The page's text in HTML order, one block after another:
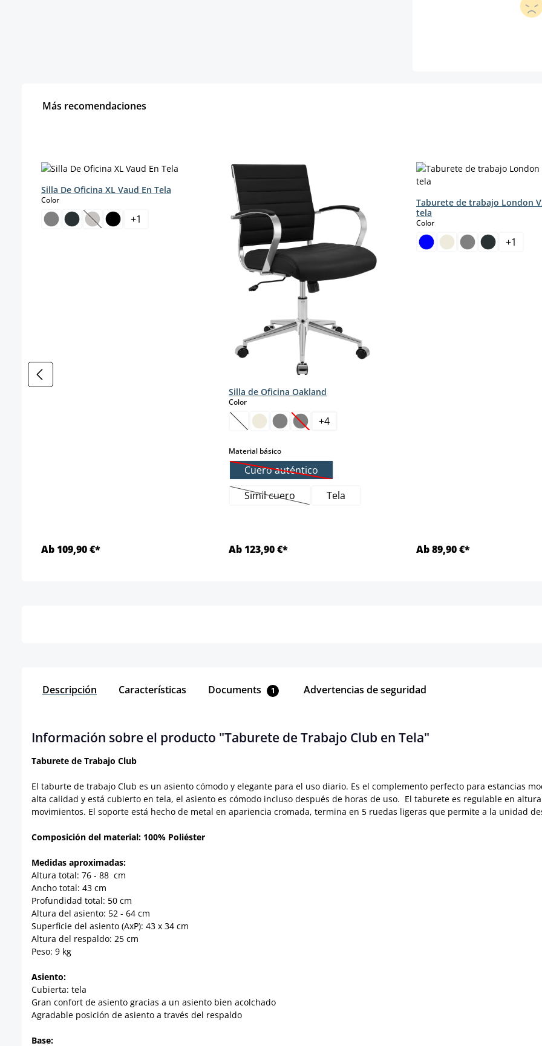
Más recomendaciones
Silla De Oficina XL Vaud En Tela
Colorselect
(Esta opción no está disponible en este momento.)
+1
Ab 109,90 €*
Silla de Oficina Oakland
Colorselect
(Esta opción no está disponible en este momento.)
(Esta opción no está disponible en este momento.)
+4
Material básicoselect
Cuero auténtico(Esta opción no está disponible en este momento.)
Simil cuero(Esta opción no está disponible en este momento.)
Tela
Ab 123,90 €*
Taburete de trabajo London
tela
Colorselect
+1
Ab 89,90 €*
Descripción Características Documents 1 Advertencias de seguridad
Información sobre el producto "Taburete de Trabajo Club en Tela"
Taburete de Trabajo Club
El taburte de trabajo Club es un asiento cómodo y elegante para el uso diario. Es el complemento perfecto para estancias
alta calidad y está cubierto en tela, el asiento es cómodo incluso después de horas de uso. El taburete es regulable en
movimientos. El soporte está hecho de metal en apariencia cromada, termina en 5 ruedas ligeras que permite a la unidad
Composición del material: 100% Poliéster
Medidas aproximadas:
Altura total: 76 - 88 cm
Ancho total: 43 cm
Profundidad total: 50 cm
Altura del asiento: 52 - 64 cm
Superficie del asiento (AxP): 43 x 34 cm
Altura del respaldo: 25 cm
Peso: 9 kg
Asiento:
Cubierta: tela
Gran confort de asiento gracias a un asiento bien acolchado
Agradable posición de asiento a través del respaldo
Base: